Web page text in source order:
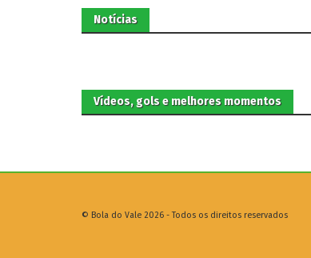
Notícias
Vídeos, gols e melhores momentos
© Bola do Vale 2026 - Todos os direitos reservados